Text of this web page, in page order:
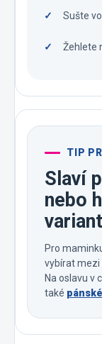
Sušte
Žehlete
TIP
Slaví
nebo
Pro
vybírat mezi
Na oslavu v
také